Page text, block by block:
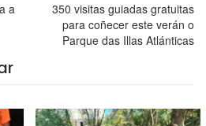
a
350 visitas guiadas gratuitas
para coñecer este verán o
Parque das Illas Atlánticas